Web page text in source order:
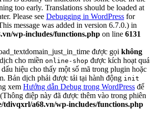
too early. Translations should be loaded at
Please see Debugging in WordPress for
message was added in version 6.7.0.) in
wp-includes/functions.php on line 6131
được gọi không
cho miền online-shop được kích hoạt quá
hiệu cho thấy một số mã trong plugin hoặc
Bản dịch phải được tải tại hành động init
xem Hướng dẫn Debug trong WordPress để
điệp này đã được thêm vào trong phiên
tdivqxrl/a68.vn/wp-includes/functions.php